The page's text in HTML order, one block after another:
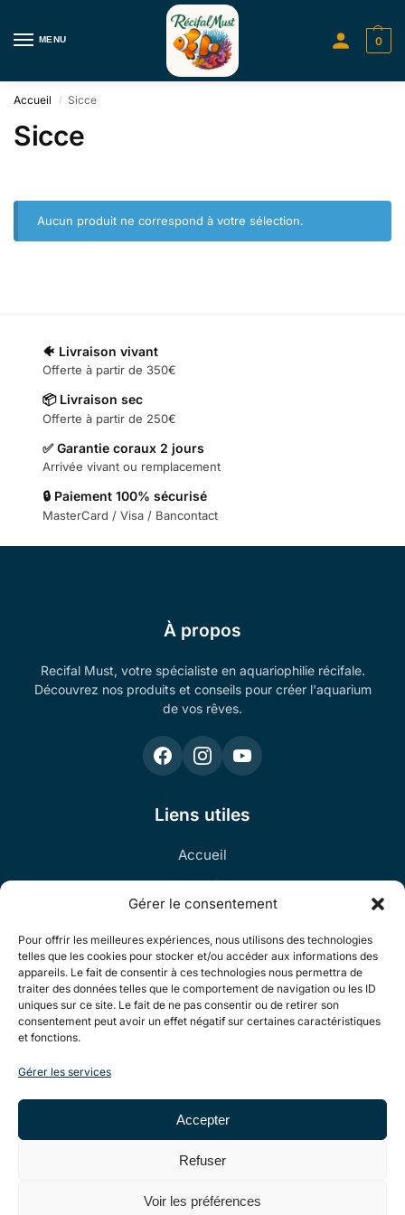
Gérer le consentement
Pour offrir les meilleures expériences, nous utilisons des technologies
telles que les cookies pour stocker et/ou accéder aux informations des
appareils. Le fait de consentir à ces technologies nous permettra de
traiter des données telles que le comportement de navigation ou les ID
uniques sur ce site. Le fait de ne pas consentir ou de retirer son
consentement peut avoir un effet négatif sur certaines caractéristiques
et fonctions.
Gérer les services
Accepter
Refuser
Voir les préférences
MENU 0
Accueil / Sicce
Sicce
Aucun produit ne correspond à votre sélection.
🐠 Livraison vivant
Offerte à partir de 350€
📦 Livraison sec
Offerte à partir de 250€
✅ Garantie coraux 2 jours
Arrivée vivant ou remplacement
🔒 Paiement 100% sécurisé
MasterCard / Visa / Bancontact
À propos
Recifal Must, votre spécialiste en aquariophilie récifale.
Découvrez nos produits et conseils pour créer l'aquarium
de vos rêves.
Liens utiles
Accueil
Produits
Informations
Politique de cookies
Création de site internet Nelty